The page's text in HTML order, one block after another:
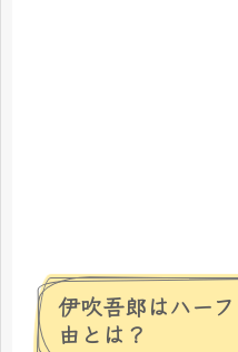
伊吹吾郎はハー
由とは？